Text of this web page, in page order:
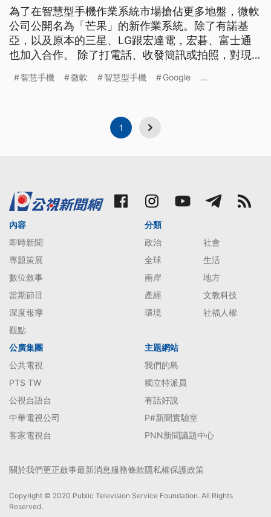
為了在智慧型手機作業系統市場搶佔更多地盤，微軟
公司公開名為「芒果」的新作業系統。除了有諾基
亞，以及原本的三星、LG跟宏達電，宏碁、富士通
也加入合作。 除了打電話、收發簡訊或拍照，對現
Facebook和朋友互動，已經是不可少的基本功能。
智慧手機 微軟 智慧型手機 Google ...
1
內容
即時新聞
專題策展
數位敘事
當期節目
深度報導
觀點
分類
政治
社會
全球
生活
兩岸
地方
產經
文教科技
環境
社福人權
公廣集團
公共電視
PTS TW
公視台語台
中華電視公司
客家電視台
主題網站
我們的島
獨立特派員
有話好說
P#新聞實驗室
PNN新聞議題中心
關於我們更正啟事最新消息服務條款隱私權保護政策
Copyright © 2020 Public Television Service Foundation. All Rights
Reserved.